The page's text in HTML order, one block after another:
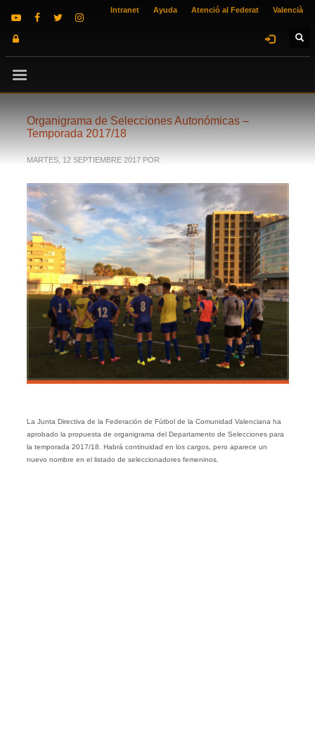
Intranet Ayuda Atenció al Federat Valencià
Organigrama de Selecciones Autonómicas –
Temporada 2017/18
MARTES, 12 SEPTIEMBRE 2017 POR
La Junta Directiva de la Federación de Fútbol de la Comunidad Valenciana ha
aprobado la propuesta de organigrama del Departamento de Selecciones para
la temporada 2017/18. Habrá continuidad en los cargos, pero aparece un
nuevo nombre en el listado de seleccionadores femeninos.